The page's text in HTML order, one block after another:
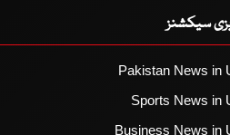
سیکشنز
Pakistan News in
Sports News in
Business News in